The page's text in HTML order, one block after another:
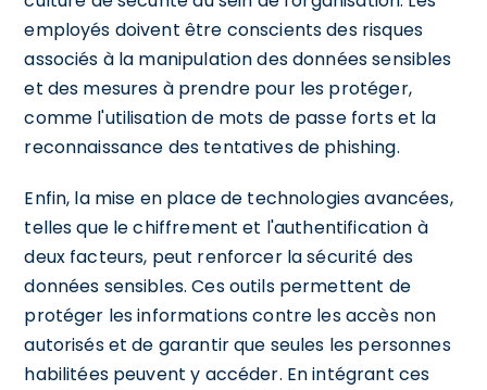
employés doivent être conscients des risques
associés à la manipulation des données sensibles
et des mesures à prendre pour les protéger,
comme l'utilisation de mots de passe forts et la
reconnaissance des tentatives de phishing.
Enfin, la mise en place de technologies avancées,
telles que le chiffrement et l'authentification à
deux facteurs, peut renforcer la sécurité des
données sensibles. Ces outils permettent de
protéger les informations contre les accès non
autorisés et de garantir que seules les personnes
habilitées peuvent y accéder. En intégrant ces